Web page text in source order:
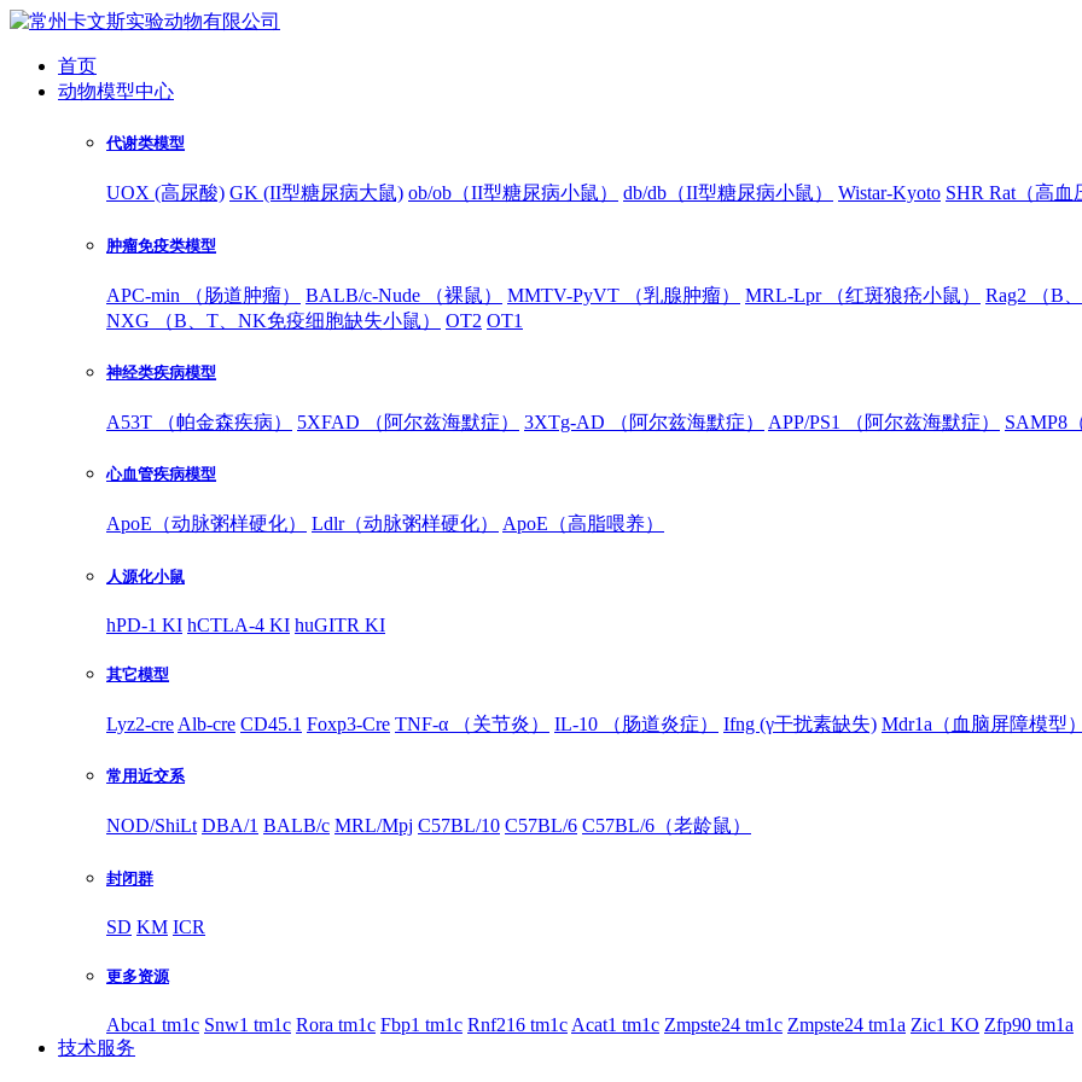
首页
动物模型中心
代谢类模型
UOX (高尿酸) GK (II型糖尿病大鼠) ob/ob（II型糖尿病小鼠） db/db（II型糖尿病小鼠） Wistar-Kyoto SHR Rat（高血
肿瘤免疫类模型
APC-min （肠道肿瘤） BALB/c-Nude （裸鼠） MMTV-PyVT （乳腺肿瘤） MRL-Lpr （红斑狼疮小鼠） Rag2 （B
NXG （B、T、NK免疫细胞缺失小鼠）
OT2 OT1
神经类疾病模型
A53T （帕金森疾病） 5XFAD （阿尔兹海默症） 3XTg-AD （阿尔兹海默症） APP/PS1 （阿尔兹海默症） SAMP8
心血管疾病模型
ApoE（动脉粥样硬化） Ldlr（动脉粥样硬化） ApoE（高脂喂养）
人源化小鼠
hPD-1 KI hCTLA-4 KI huGITR KI
其它模型
Lyz2-cre Alb-cre CD45.1 Foxp3-Cre TNF-α （关节炎） IL-10 （肠道炎症） Ifng (γ干扰素缺失) Mdr1a（血脑屏障模型）
常用近交系
NOD/ShiLt DBA/1 BALB/c MRL/Mpj C57BL/10 C57BL/6 C57BL/6（老龄鼠）
封闭群
SD KM ICR
更多资源
Abca1 tm1c Snw1 tm1c Rora tm1c Fbp1 tm1c Rnf216 tm1c Acat1 tm1c Zmpste24 tm1c Zmpste24 tm1a Zic1 KO Zfp90 tm1a
技术服务